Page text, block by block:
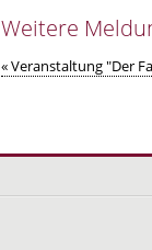
Weitere
« Veranstaltung "Der